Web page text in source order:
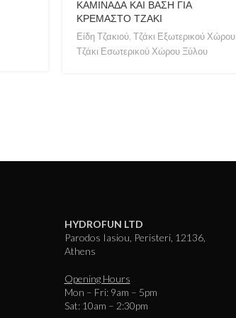
ΚΑΜΙΝΑΔΑ ΚΑΙ ΒΑΣΗ ΓΙΑ
ΚΡΕΜΑΣΤΟ ΤΖΑΚΙ
Είδη Τζακιού Τζάκι Εξωτερικού Χώρου
Τζάκι Εσωτερικού Χώρου Ξύλου
HYDROFUN LTD
Parodos Iasiou, Peristeri, 12136,
Athens
Opening Hours
Mon – Fri: 9am – 5pm
Sat: 10am – 2:30pm